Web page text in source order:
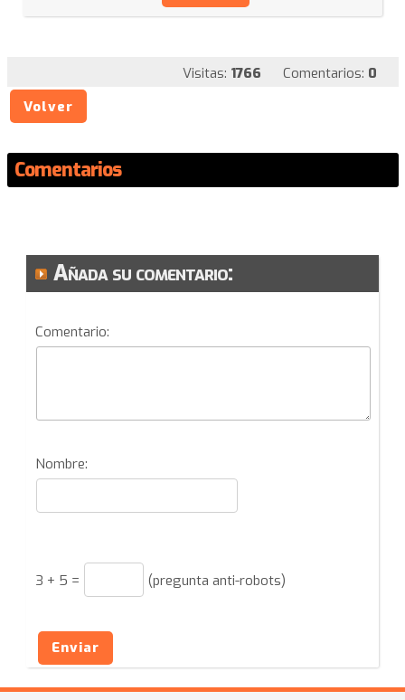
Visitas: 1766 Comentarios: 0
Volver
Comentarios
Añada su comentario:
Comentario:
Nombre:
3 + 5 = (pregunta anti-robots)
Enviar